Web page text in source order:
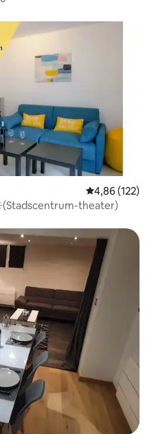
Gemiddelde
4,86 (122)
theater)